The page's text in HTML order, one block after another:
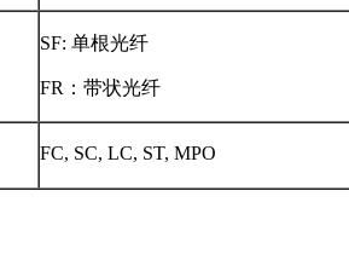
SF: 单根光纤
FR：带状光纤
FC, SC, LC, ST, MPO